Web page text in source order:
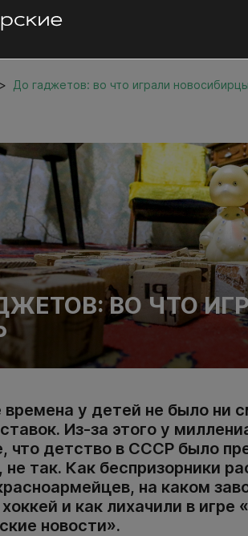
До гаджетов: во что играли
ВО ЧТО
времена у детей не было ни
Из-за этого у
что детство в СССР было
не так. Как беспризорники
на каком
и как лихачили в
новости».